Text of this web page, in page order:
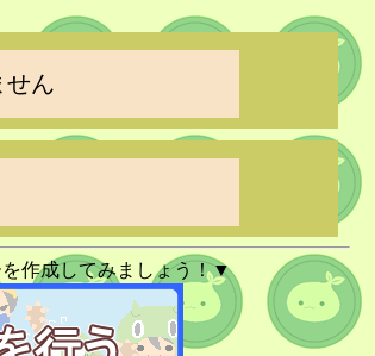
せん
作成してみましょう！▼